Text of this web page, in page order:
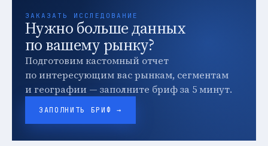
ЗАКАЗАТЬ ИССЛЕДОВАНИЕ
Нужно больше данных
по вашему рынку?
Подготовим кастомный отчет
по интересующим вас рынкам, сегментам
и географии — заполните бриф за 5 минут.
ЗАПОЛНИТЬ БРИФ →